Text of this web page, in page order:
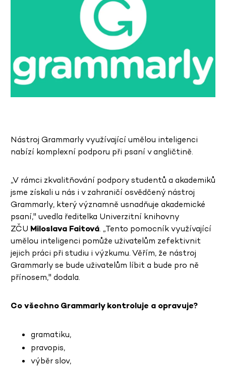
Nástroj Grammarly využívající umělou inteligenci
nabízí komplexní podporu při psaní v angličtině.
„V rámci zkvalitňování podpory studentů a akademiků
jsme získali u nás i v zahraničí osvědčený nástroj
Grammarly, který významně usnadňuje akademické
psaní," uvedla ředitelka Univerzitní knihovny
ZČU Miloslava Faitová. „Tento pomocník využívající
umělou inteligenci pomůže uživatelům zefektivnit
jejich práci při studiu i výzkumu. Věřím, že nástroj
Grammarly se bude uživatelům líbit a bude pro ně
přínosem," dodala.
Co všechno Grammarly kontroluje a opravuje?
gramatiku,
pravopis,
výběr slov,